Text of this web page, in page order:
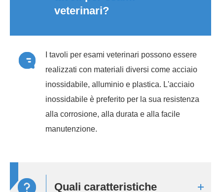
veterinari?
I tavoli per esami veterinari possono essere
realizzati con materiali diversi come acciaio
inossidabile, alluminio e plastica. L'acciaio
inossidabile è preferito per la sua resistenza
alla corrosione, alla durata e alla facile
manutenzione.
Quali caratteristiche